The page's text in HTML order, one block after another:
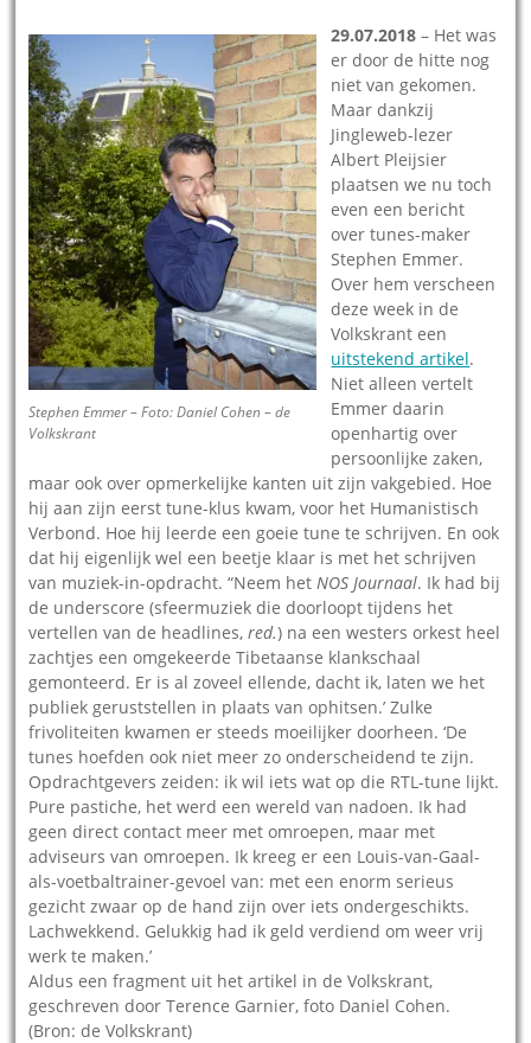
Stephen Emmer – Foto: Daniel Cohen – de
Volkskrant
29.07.2018 – Het was
er door de hitte nog
niet van gekomen.
Maar dankzij
Jingleweb-lezer
Albert Pleijsier
plaatsen we nu toch
even een bericht
over tunes-maker
Stephen Emmer.
Over hem verscheen
deze week in de
Volkskrant een
uitstekend artikel.
Niet alleen vertelt
Emmer daarin
openhartig over
persoonlijke zaken,
maar ook over opmerkelijke kanten uit zijn vakgebied. Hoe
hij aan zijn eerst tune-klus kwam, voor het Humanistisch
Verbond. Hoe hij leerde een goeie tune te schrijven. En ook
dat hij eigenlijk wel een beetje klaar is met het schrijven
van muziek-in-opdracht. “Neem het NOS Journaal. Ik had bij
de underscore (sfeermuziek die doorloopt tijdens het
vertellen van de headlines,red.) na een westers orkest heel
zachtjes een omgekeerde Tibetaanse klankschaal
gemonteerd. Er is al zoveel ellende, dacht ik, laten we het
publiek geruststellen in plaats van ophitsen.’ Zulke
frivoliteiten kwamen er steeds moeilijker doorheen. ‘De
tunes hoefden ook niet meer zo onderscheidend te zijn.
Opdrachtgevers zeiden: ik wil iets wat op die RTL-tune lijkt.
Pure pastiche, het werd een wereld van nadoen. Ik had
geen direct contact meer met omroepen, maar met
adviseurs van omroepen. Ik kreeg er een Louis-van-Gaal-
als-voetbaltrainer-gevoel van: met een enorm serieus
gezicht zwaar op de hand zijn over iets ondergeschikts.
Lachwekkend. Gelukkig had ik geld verdiend om weer vrij
werk te maken.’
Aldus een fragment uit het artikel in de Volkskrant,
geschreven door Terence Garnier, foto Daniel Cohen.
(Bron: de Volkskrant)